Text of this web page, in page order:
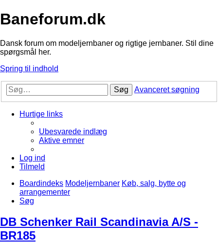
Baneforum.dk
Dansk forum om modeljernbaner og rigtige jernbaner. Stil dine
spørgsmål her.
Spring til indhold
Søg Avanceret søgning
Hurtige links
Ubesvarede indlæg
Aktive emner
Log ind
Tilmeld
Boardindeks Modeljernbaner Køb, salg, bytte og
arrangementer
Søg
DB Schenker Rail Scandinavia A/S -
BR185